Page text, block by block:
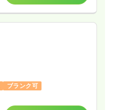
ブランク可